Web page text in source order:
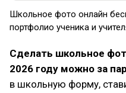
Школьное фото онлайн
портфолио ученика и
Сделать школьное
2026 году можно за
в школьную форму,